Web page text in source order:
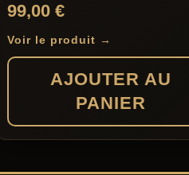
99,00 €
Voir le produit →
AJOUTER AU
PANIER